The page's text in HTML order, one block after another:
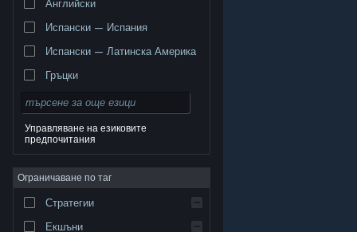
търговски марки принадлежат на съответните им
собственици в САЩ и други страни.
поверителност|Юридическа информация|
Достъпност|Условия за ползване на Steam
Възстановявания|Бисквитки
Английски
Испански — Испания
Испански — Латинска Америка
Гръцки
Управляване на езиковите
предпочитания
Ограничаване по таг
Стратегии
Екшъни